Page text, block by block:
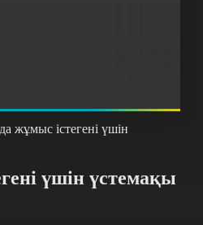
жұмыс істегені үшін
үшін үстемақы